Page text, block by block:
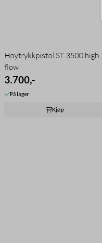
Høytrykkpistol ST-3500 high-
flow
3.700,-
På lager
Kjøp